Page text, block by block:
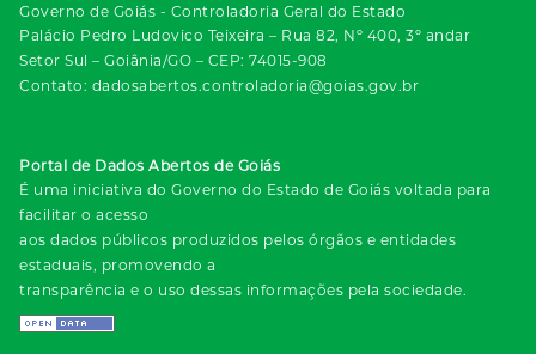
Governo de Goiás - Controladoria Geral do Estado
Palácio Pedro Ludovico Teixeira – Rua 82, Nº 400, 3º andar
Setor Sul – Goiânia/GO – CEP: 74015-908
Contato: dadosabertos.controladoria@goias.gov.br
Portal de Dados Abertos de Goiás
É uma iniciativa do Governo do Estado de Goiás voltada para
facilitar o acesso
aos dados públicos produzidos pelos órgãos e entidades
estaduais, promovendo a
transparência e o uso dessas informações pela sociedade.